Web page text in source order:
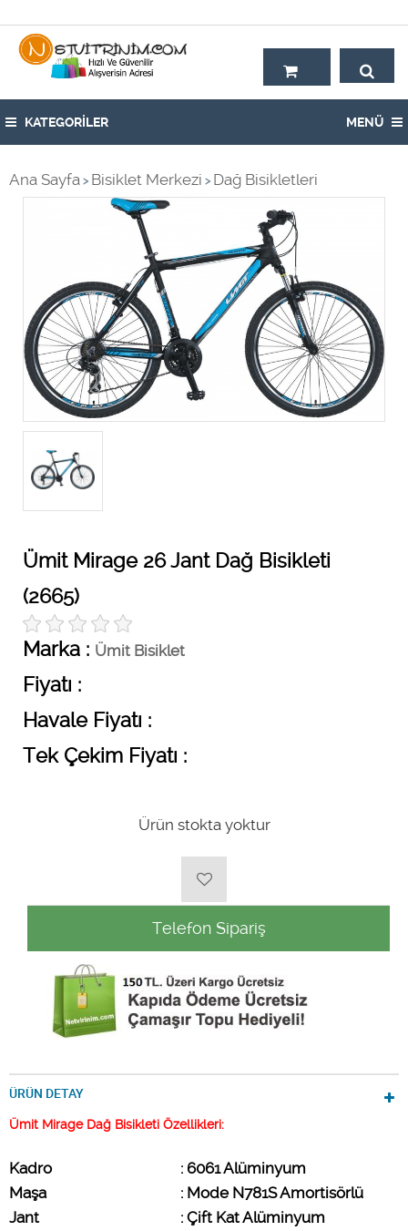
KATEGORİLER MENÜ
Ana Sayfa > Bisiklet Merkezi > Dağ Bisikletleri
Ümit Mirage 26 Jant Dağ Bisikleti
(2665)
Marka : Ümit Bisiklet
Fiyatı :
Havale Fiyatı :
Tek Çekim Fiyatı :
Ürün stokta yoktur
Telefon Sipariş
ÜRÜN DETAY
Ümit Mirage Dağ Bisikleti Özellikleri:
Kadro
: 6061 Alüminyum
Maşa
: Mode N781S Amortisörlü
Jant
: Çift Kat Alüminyum